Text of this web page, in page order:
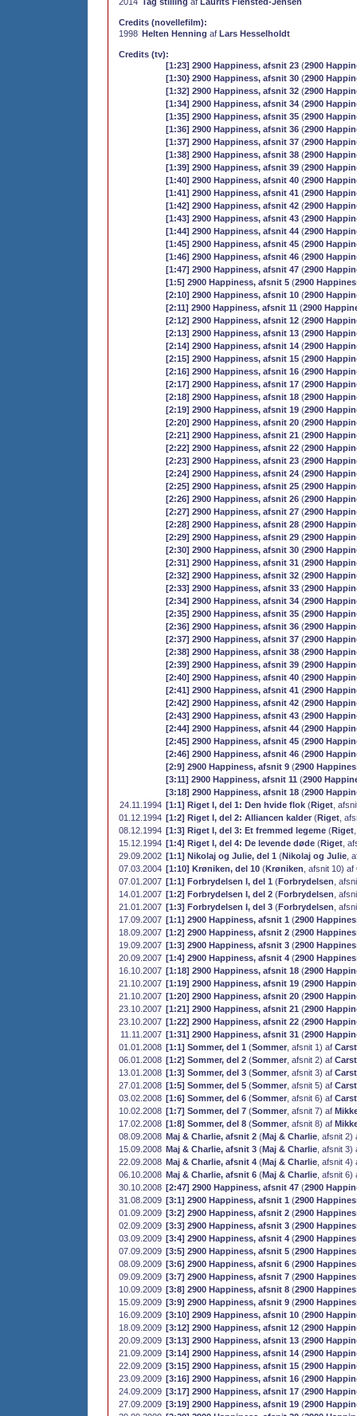
Credits (novellefilm):
1998 Helten Henning af Lars Hesselholdt
Credits (tv):
[1:23] 2900 Happiness, afsnit 23 (2900
[1:30} 2900 Happiness, afsnit 30 (2900
[1:32] 2900 Happiness, afsnit 32 (2900
[1:34] 2900 Happiness, afsnit 34 (2900
[1:35] 2900 Happiness, afsnit 35 (2900
[1:36] 2900 Happiness, afsnit 36 (2900
[1:37] 2900 Happiness, afsnit 37 (2900
[1:38] 2900 Happiness, afsnit 38 (2900
[1:39] 2900 Happiness, afsnit 39 (2900
[1:40] 2900 Happiness, afsnit 40 (2900
[1:41] 2900 Happiness, afsnit 41 (2900
[1:42] 2900 Happiness, afsnit 42 (2900
[1:43] 2900 Happiness, afsnit 43 (2900
[1:44] 2900 Happiness, afsnit 44 (2900
[1:45] 2900 Happiness, afsnit 45 (2900
[1:46] 2900 Happiness, afsnit 46 (2900
[1:47] 2900 Happiness, afsnit 47 (2900
[1:5] 2900 Happiness, afsnit 5 (2900
[2:10] 2900 Happiness, afsnit 10 (2900
[2:11] 2900 Happiness, afsnit 11 (2900
[2:12] 2900 Happiness, afsnit 12 (2900
[2:13] 2900 Happiness, afsnit 13 (2900
[2:14] 2900 Happiness, afsnit 14 (2900
[2:15] 2900 Happiness, afsnit 15 (2900
[2:16] 2900 Happiness, afsnit 16 (2900
[2:17] 2900 Happiness, afsnit 17 (2900
[2:18] 2900 Happiness, afsnit 18 (2900
[2:19] 2900 Happiness, afsnit 19 (2900
[2:20] 2900 Happiness, afsnit 20 (2900
[2:21] 2900 Happiness, afsnit 21 (2900
[2:22] 2900 Happiness, afsnit 22 (2900
[2:23] 2900 Happiness, afsnit 23 (2900
[2:24] 2900 Happiness, afsnit 24 (2900
[2:25] 2900 Happiness, afsnit 25 (2900
[2:26] 2900 Happiness, afsnit 26 (2900
[2:27] 2900 Happiness, afsnit 27 (2900
[2:28] 2900 Happiness, afsnit 28 (2900
[2:29] 2900 Happiness, afsnit 29 (2900
[2:30] 2900 Happiness, afsnit 30 (2900
[2:31] 2900 Happiness, afsnit 31 (2900
[2:32] 2900 Happiness, afsnit 32 (2900
[2:33] 2900 Happiness, afsnit 33 (2900
[2:34] 2900 Happiness, afsnit 34 (2900
[2:35] 2900 Happiness, afsnit 35 (2900
[2:36] 2900 Happiness, afsnit 36 (2900
[2:37] 2900 Happiness, afsnit 37 (2900
[2:38] 2900 Happiness, afsnit 38 (2900
[2:39] 2900 Happiness, afsnit 39 (2900
[2:40] 2900 Happiness, afsnit 40 (2900
[2:41] 2900 Happiness, afsnit 41 (2900
[2:42] 2900 Happiness, afsnit 42 (2900
[2:43] 2900 Happiness, afsnit 43 (2900
[2:44] 2900 Happiness, afsnit 44 (2900
[2:45] 2900 Happiness, afsnit 45 (2900
[2:46] 2900 Happiness, afsnit 46 (2900
[2:9] 2900 Happiness, afsnit 9 (2900
[3:11] 2900 Happiness, afsnit 11 (2900
[3:18] 2900 Happiness, afsnit 18 (2900
24.11.1994 [1:1] Riget I, del 1: Den hvide flok (Riget ,
01.12.1994 [1:2] Riget I, del 2: Alliancen kalder (Riget ,
08.12.1994 [1:3] Riget I, del 3: Et fremmed legeme (Riget
15.12.1994 [1:4] Riget I, del 4: De levende døde (Riget ,
29.09.2002 [1:1] Nikolaj og Julie, del 1 (Nikolaj og Julie ,
07.03.2004 [1:10] Krøniken, del 10 (Krøniken , afsnit 10) af
07.01.2007 [1:1] Forbrydelsen I, del 1 (Forbrydelsen ,
14.01.2007 [1:2] Forbrydelsen I, del 2 (Forbrydelsen ,
21.01.2007 [1:3] Forbrydelsen I, del 3 (Forbrydelsen ,
17.09.2007 [1:1] 2900 Happiness, afsnit 1 (2900
18.09.2007 [1:2] 2900 Happiness, afsnit 2 (2900
19.09.2007 [1:3] 2900 Happiness, afsnit 3 (2900
20.09.2007 [1:4] 2900 Happiness, afsnit 4 (2900
16.10.2007 [1:18] 2900 Happiness, afsnit 18 (2900
21.10.2007 [1:19] 2900 Happiness, afsnit 19 (2900
21.10.2007 [1:20] 2900 Happiness, afsnit 20 (2900
23.10.2007 [1:21] 2900 Happiness, afsnit 21 (2900
23.10.2007 [1:22] 2900 Happiness, afsnit 22 (2900
11.11.2007 [1:31] 2900 Happiness, afsnit 31 (2900
01.01.2008 [1:1] Sommer, del 1 (Sommer , afsnit 1) af
06.01.2008 [1:2] Sommer, del 2 (Sommer , afsnit 2) af
13.01.2008 [1:3] Sommer, del 3 (Sommer , afsnit 3) af
27.01.2008 [1:5] Sommer, del 5 (Sommer , afsnit 5) af
03.02.2008 [1:6] Sommer, del 6 (Sommer , afsnit 6) af
10.02.2008 [1:7] Sommer, del 7 (Sommer , afsnit 7) af
17.02.2008 [1:8] Sommer, del 8 (Sommer , afsnit 8) af
08.09.2008 Maj & Charlie, afsnit 2 (Maj & Charlie , afsnit
15.09.2008 Maj & Charlie, afsnit 3 (Maj & Charlie , afsnit
22.09.2008 Maj & Charlie, afsnit 4 (Maj & Charlie , afsnit
06.10.2008 Maj & Charlie, afsnit 6 (Maj & Charlie , afsnit
30.10.2008 [2:47] 2900 Happiness, afsnit 47 (2900
31.08.2009 [3:1] 2900 Happiness, afsnit 1 (2900
01.09.2009 [3:2] 2900 Happiness, afsnit 2 (2900
02.09.2009 [3:3] 2900 Happiness, afsnit 3 (2900
03.09.2009 [3:4] 2900 Happiness, afsnit 4 (2900
07.09.2009 [3:5] 2900 Happiness, afsnit 5 (2900
08.09.2009 [3:6] 2900 Happiness, afsnit 6 (2900
09.09.2009 [3:7] 2900 Happiness, afsnit 7 (2900
10.09.2009 [3:8] 2900 Happiness, afsnit 8 (2900
15.09.2009 [3:9] 2900 Happiness, afsnit 9 (2900
16.09.2009 [3:10] 2909 Happiness, afsnit 10 (2900
18.09.2009 [3:12] 2900 Happiness, afsnit 12 (2900
20.09.2009 [3:13] 2900 Happiness, afsnit 13 (2900
21.09.2009 [3:14] 2900 Happiness, afsnit 14 (2900
22.09.2009 [3:15] 2900 Happiness, afsnit 15 (2900
23.09.2009 [3:16] 2900 Happiness, afsnit 16 (2900
24.09.2009 [3:17] 2900 Happiness, afsnit 17 (2900
27.09.2009 [3:19] 2900 Happiness, afsnit 19 (2900